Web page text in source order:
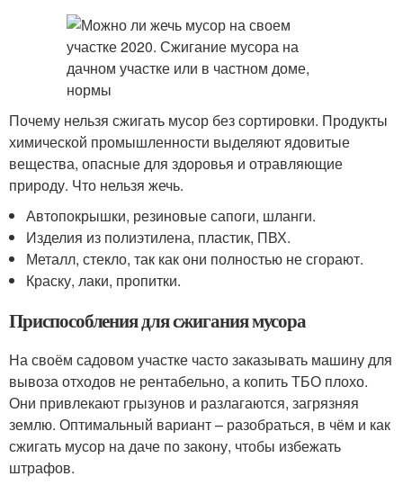
Почему нельзя сжигать мусор без сортировки. Продукты
химической промышленности выделяют ядовитые
вещества, опасные для здоровья и отравляющие
природу. Что нельзя жечь.
Автопокрышки, резиновые сапоги, шланги.
Изделия из полиэтилена, пластик, ПВХ.
Металл, стекло, так как они полностью не сгорают.
Краску, лаки, пропитки.
Приспособления для сжигания мусора
На своём садовом участке часто заказывать машину для
вывоза отходов не рентабельно, а копить ТБО плохо.
Они привлекают грызунов и разлагаются, загрязняя
землю. Оптимальный вариант – разобраться, в чём и как
сжигать мусор на даче по закону, чтобы избежать
штрафов.